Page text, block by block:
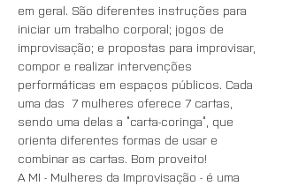
em geral. São diferentes instruções para
iniciar um trabalho corporal; jogos de
improvisação; e propostas para improvisar,
compor e realizar intervenções
performáticas em espaços públicos. Cada
uma das  7 mulheres oferece 7 cartas,
sendo uma delas a “carta-coringa”, que
orienta diferentes formas de usar e
combinar as cartas. Bom proveito!
A MI - Mulheres da Improvisação - é uma